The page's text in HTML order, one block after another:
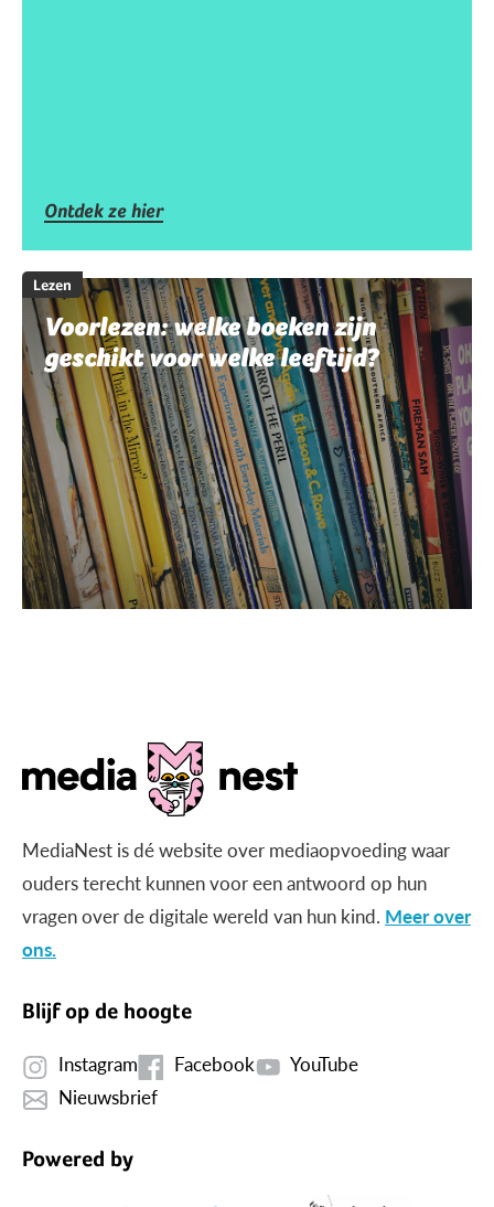
Ontdek ze hier
Lezen
Voorlezen: welke boeken zijn
geschikt voor welke leeftijd?
MediaNest is dé website over mediaopvoeding waar
ouders terecht kunnen voor een antwoord op hun
vragen over de digitale wereld van hun kind. Meer over
ons.
Blijf op de hoogte
Instagram Facebook
YouTube
Nieuwsbrief
Powered by